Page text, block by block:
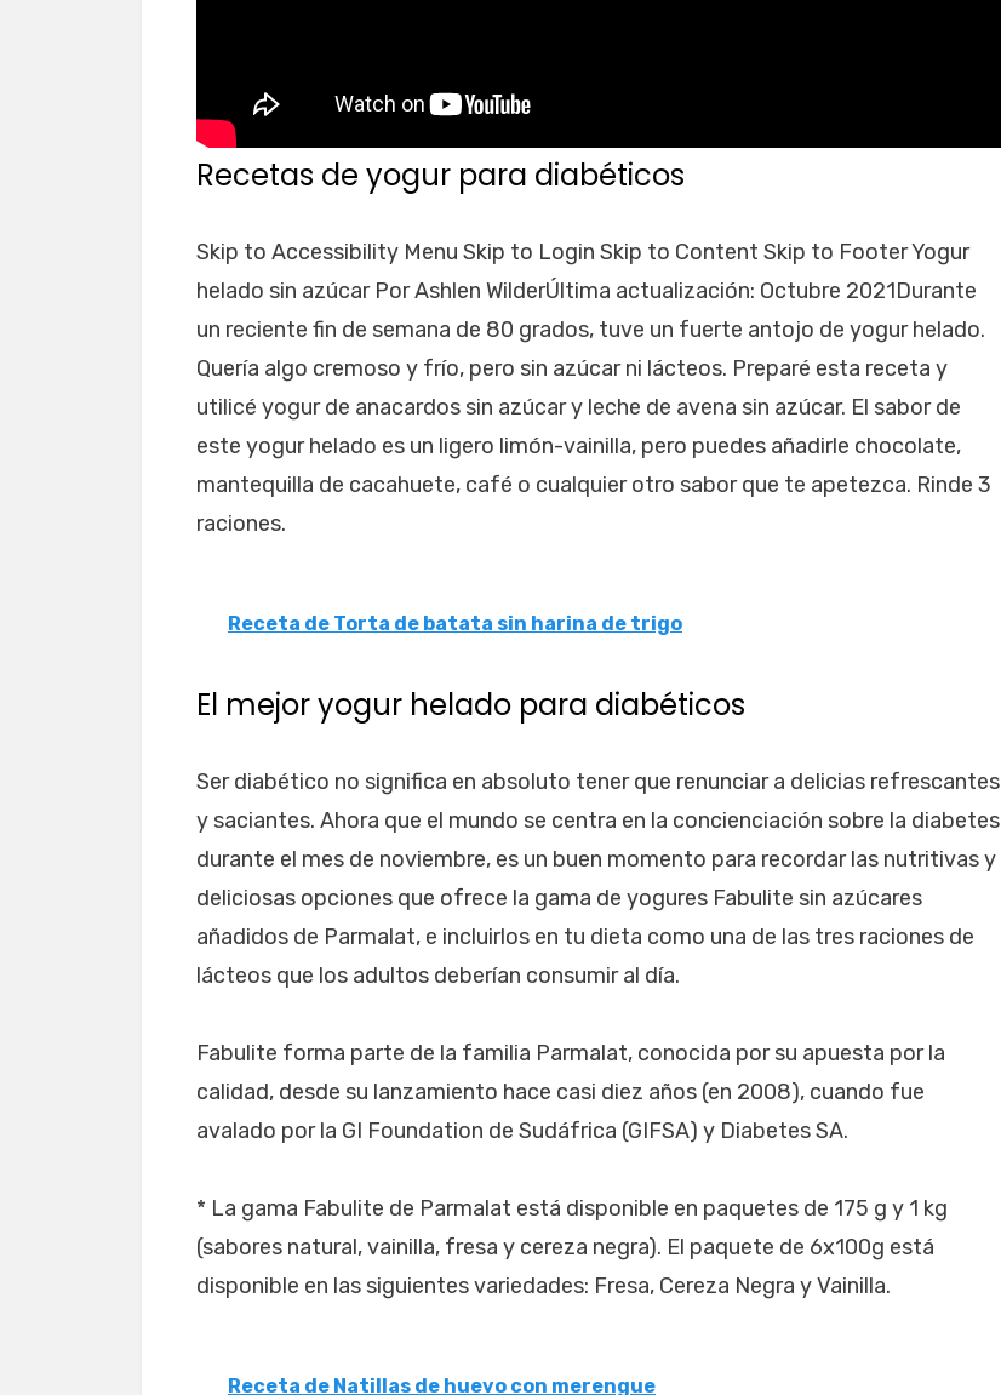
Recetas de yogur para diabéticos
Skip to Accessibility Menu Skip to Login Skip to Content Skip to Footer Yogur
helado sin azúcar Por Ashlen WilderÚltima actualización: Octubre 2021Durante
un reciente fin de semana de 80 grados, tuve un fuerte antojo de yogur helado.
Quería algo cremoso y frío, pero sin azúcar ni lácteos. Preparé esta receta y
utilicé yogur de anacardos sin azúcar y leche de avena sin azúcar. El sabor de
este yogur helado es un ligero limón-vainilla, pero puedes añadirle chocolate,
mantequilla de cacahuete, café o cualquier otro sabor que te apetezca. Rinde 3
raciones.
Receta de Torta de batata sin harina de trigo
El mejor yogur helado para diabéticos
Ser diabético no significa en absoluto tener que renunciar a delicias refrescantes
y saciantes. Ahora que el mundo se centra en la concienciación sobre la diabetes
durante el mes de noviembre, es un buen momento para recordar las nutritivas y
deliciosas opciones que ofrece la gama de yogures Fabulite sin azúcares
añadidos de Parmalat, e incluirlos en tu dieta como una de las tres raciones de
lácteos que los adultos deberían consumir al día.
Fabulite forma parte de la familia Parmalat, conocida por su apuesta por la
calidad, desde su lanzamiento hace casi diez años (en 2008), cuando fue
avalado por la GI Foundation de Sudáfrica (GIFSA) y Diabetes SA.
* La gama Fabulite de Parmalat está disponible en paquetes de 175 g y 1 kg
(sabores natural, vainilla, fresa y cereza negra). El paquete de 6x100g está
disponible en las siguientes variedades: Fresa, Cereza Negra y Vainilla.
Receta de Natillas de huevo con merengue